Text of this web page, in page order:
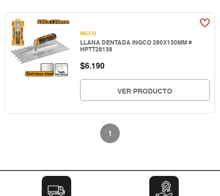
INGCO
LLANA DENTADA INGCO 280X130MM #
HPTT28138
$6.190
VER PRODUCTO
1